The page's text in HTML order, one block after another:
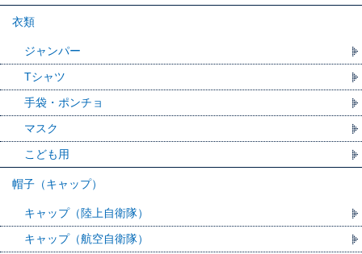
衣類
ジャンパー
Tシャツ
手袋・ポンチョ
マスク
こども用
帽子（キャップ）
キャップ（陸上自衛隊）
キャップ（航空自衛隊）